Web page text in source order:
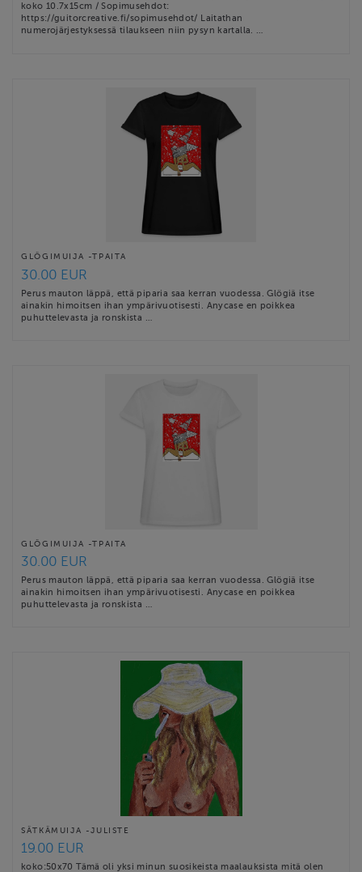
koko 10.7x15cm / Sopimusehdot:
https://guitorcreative.fi/sopimusehdot/ Laitathan
numerojärjestyksessä tilaukseen niin pysyn kartalla. …
GLÖGIMUIJA -TPAITA
30.00 EUR
Perus mauton läppä, että piparia saa kerran vuodessa. Glögiä itse
ainakin himoitsen ihan ympärivuotisesti. Anycase en poikkea
puhuttelevasta ja ronskista …
GLÖGIMUIJA -TPAITA
30.00 EUR
Perus mauton läppä, että piparia saa kerran vuodessa. Glögiä itse
ainakin himoitsen ihan ympärivuotisesti. Anycase en poikkea
puhuttelevasta ja ronskista …
SÄTKÄMUIJA -JULISTE
19.00 EUR
koko:50x70 Tämä oli yksi minun suosikeista maalauksista mitä olen